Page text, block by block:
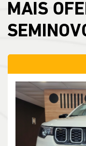
MAIS